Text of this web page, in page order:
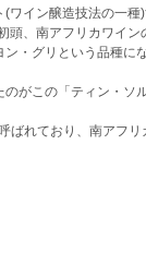
イン醸造技法の一
、南アフリカワイ
・グリという品種に
がこの「ティン・ソ
れており、南アフリ